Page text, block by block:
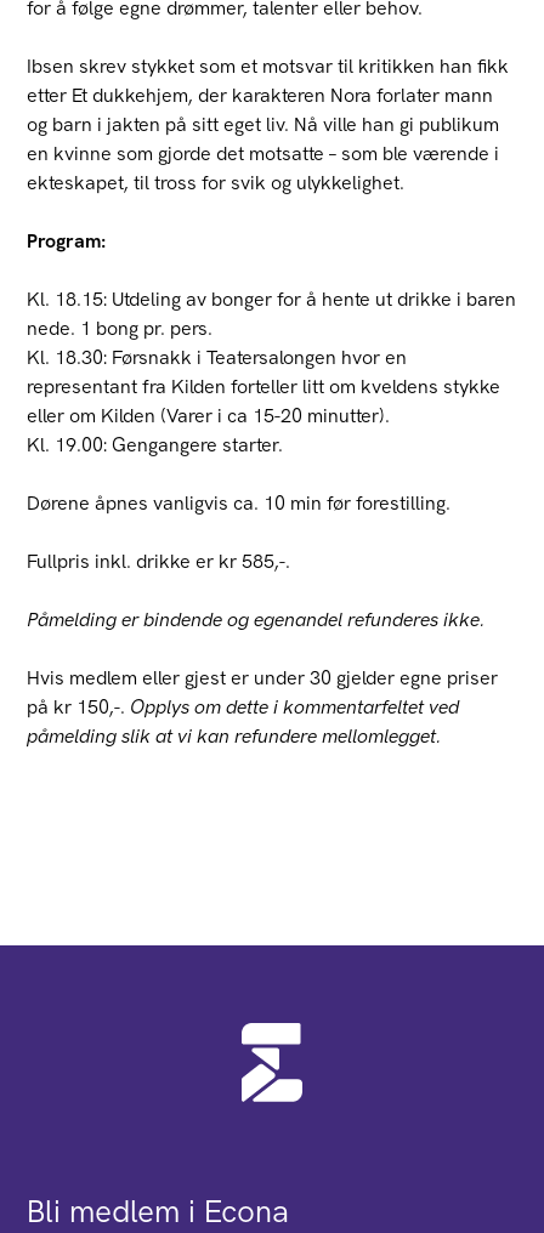
for å følge egne drømmer, talenter eller behov.
Ibsen skrev stykket som et motsvar til kritikken han fikk
etter Et dukkehjem, der karakteren Nora forlater mann
og barn i jakten på sitt eget liv. Nå ville han gi publikum
en kvinne som gjorde det motsatte – som ble værende i
ekteskapet, til tross for svik og ulykkelighet.
Program:
Kl. 18.15: Utdeling av bonger for å hente ut drikke i baren
nede. 1 bong pr. pers.
Kl. 18.30: Førsnakk i Teatersalongen hvor en
representant fra Kilden forteller litt om kveldens stykke
eller om Kilden (Varer i ca 15-20 minutter).
Kl. 19.00: Gengangere starter.
Dørene åpnes vanligvis ca. 10 min før forestilling.
Fullpris inkl. drikke er kr 585,-.
Påmelding er bindende og egenandel refunderes ikke.
Hvis medlem eller gjest er under 30 gjelder egne priser
på kr 150,-. Opplys om dette i kommentarfeltet ved
påmelding slik at vi kan refundere mellomlegget.
Bli medlem i Econa